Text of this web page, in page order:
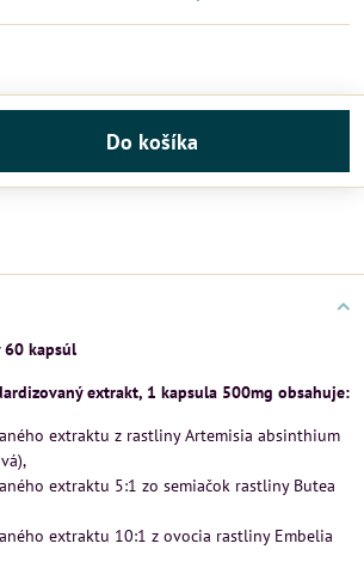
Do košíka
60 kapsúl
extrakt, 1 kapsula 500mg obsahuje:
extraktu z rastliny Artemisia absinthium
extraktu 5:1 zo semiačok rastliny Butea
extraktu 10:1 z ovocia rastliny Embelia